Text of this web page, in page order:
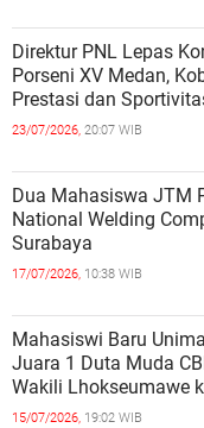
Direktur PNL Lepas
Porseni XV Medan,
Prestasi dan
23/07/2026, 20:07 WIB
Dua Mahasiswa JTM
National Welding
Surabaya
17/07/2026, 10:38 WIB
Mahasiswi Baru
Juara 1 Duta Muda
Wakili Lhokseumawe
15/07/2026, 19:02 WIB